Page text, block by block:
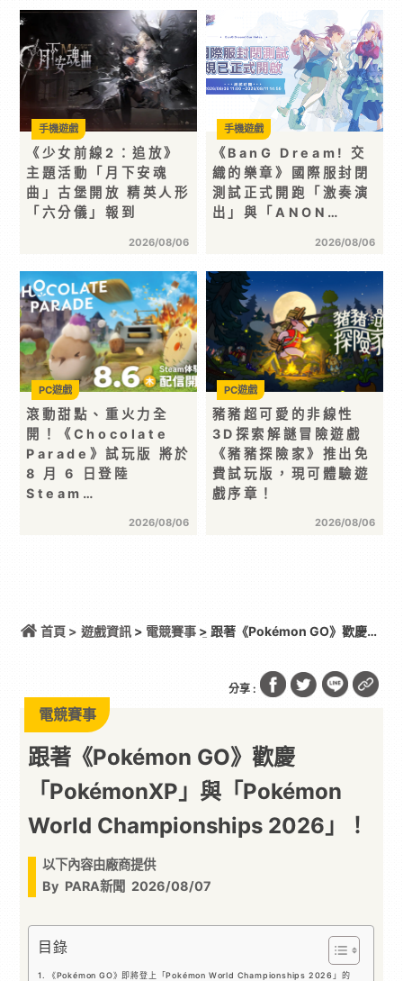
《少女前線2：追放》
主題活動「月下安魂
曲」古堡開放 精英人形
「六分儀」報到
2026/08/06
手機遊戲
《BanG Dream! 交
織的樂章》國際服封閉
測試正式開跑「激奏演
出」與「ANON…
2026/08/06
手機遊戲
滾動甜點、重火力全
開！《Chocolate
Parade》試玩版 將於
8 月 6 日登陸
Steam…
2026/08/06
PC遊戲
豬豬超可愛的非線性
3D探索解謎冒險遊戲
《豬豬探險家》推出免
費試玩版，現可體驗遊
戲序章！
2026/08/06
PC遊戲
首頁 > 遊戲資訊> 電競賽事> 跟著《Pokémon GO》歡慶
分享 :
電競賽事
跟著《Pokémon GO》歡慶
「PokémonXP」與「Pokémon
World Championships 2026」！
以下內容由廠商提供
By PARA新聞 2026/08/07
目錄
《Pokémon GO》即將登上「Pokémon World Championships 2026」的